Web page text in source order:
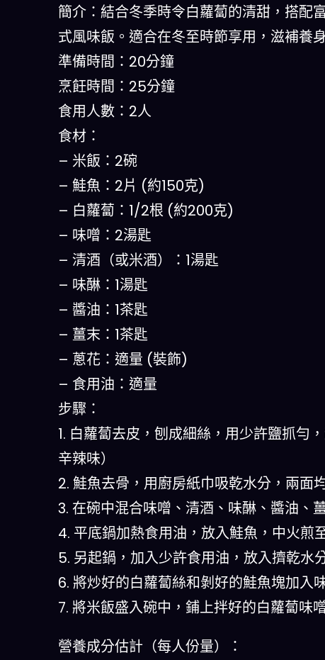
簡介：結合冬季時令白蘿蔔的清甜，搭
式風味飯。適合在冬至時節享用，滋補養
準備時間：20分鐘
烹飪時間：25分鐘
食用人數：2人
食材：
– 米飯：2碗
– 鮭魚：2片 (約150克)
– 白蘿蔔：1/2根 (約200克)
– 味噌：2湯匙
– 清酒（或米酒）：1湯匙
– 味醂：1湯匙
– 醬油：1茶匙
– 薑末：1茶匙
– 蔥花：適量 (裝飾)
– 食用油：適量
步驟：
1. 白蘿蔔去皮，刨成細絲，用少許鹽抓勻
辛辣味）
2. 鮭魚去骨，用廚房紙巾吸乾水分，兩面
3. 在碗中混合味噌、清酒、味醂、醬油、
4. 平底鍋加熱食用油，放入鮭魚，中火煎
5. 另起鍋，加入少許食用油，放入擠乾水
6. 將炒好的白蘿蔔絲和剝好的鮭魚塊加入
7. 將米飯盛入碗中，鋪上拌好的白蘿蔔味
營養成分估計（每人份量）：